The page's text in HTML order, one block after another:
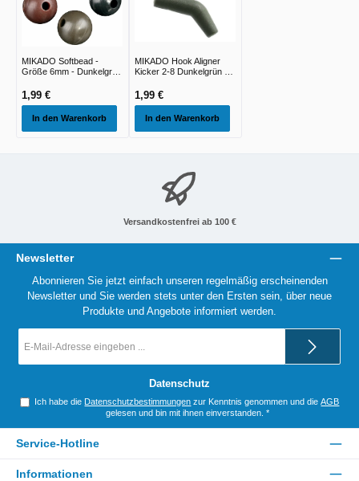
MIKADO Softbead -
Größe 6mm - Dunkelgrün
1,99 €
In den Warenkorb
MIKADO Hook Aligner
Kicker 2-8 Dunkelgrün -
1,99 €
In den Warenkorb
Versandkostenfrei ab 100 €
Newsletter
Abonnieren Sie jetzt einfach unseren regelmäßig erscheinenden
Newsletter und Sie werden stets unter den Ersten sein, über neue
Produkte und Angebote informiert werden.
Mail-
Datenschutz
Ich habe die Datenschutzbestimmungen zur Kenntnis genommen und dieAGB
gelesen und bin mit ihnen einverstanden. *
Service-Hotline
Informationen